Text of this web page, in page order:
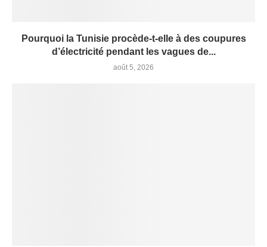
Pourquoi la Tunisie procède-t-elle à des coupures
d’électricité pendant les vagues de...
août 5, 2026